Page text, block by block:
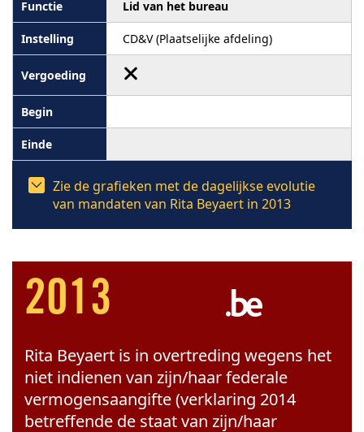
Lid van het bureau
CD&V (Plaatselijke afdeling)
Zie de grafieken met de dagelijkse evolutie
van mandaten van Rita Beyaert in 2013
2013
Rita Beyaert is in overtreding wegens het
niet indienen van zijn/haar federale
vermogensaangifte (verklaring 2014
betreffende de staat van zijn/haar